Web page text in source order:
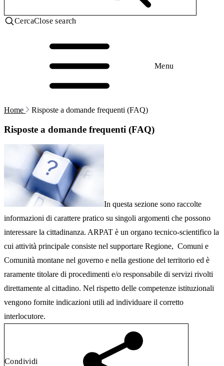
CercaClose search
Menu
Home Risposte a domande frequenti (FAQ)
Risposte a domande frequenti (FAQ)
In questa sezione sono raccolte
informazioni di carattere pratico su singoli argomenti che possono
interessare la cittadinanza. ARPAT è un organo tecnico-scientifico la
cui attività principale consiste nel supportare Regione, Comuni e
Comunità montane nel governo e nella gestione del territorio ed è
raramente titolare di procedimenti e/o responsabile di servizi rivolti
direttamente al cittadino. Nel rispetto delle competenze istituzionali
vengono fornite indicazioni utili ad individuare il corretto
interlocutore.
Condividi